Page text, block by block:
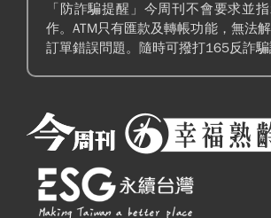
「防詐騙提醒」今周刊不會要求並
作。ATM只有匯款及轉帳功能，無法
訂單錯誤問題。隨時可撥打165反詐騙